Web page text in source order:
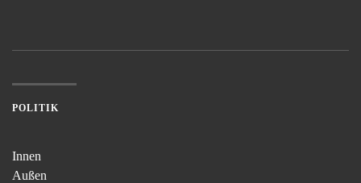
POLITIK
Innen
Außen